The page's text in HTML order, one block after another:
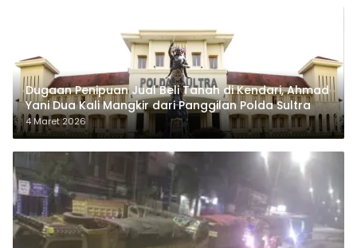
Dugaan Penipuan Jual Beli Tanah di Kendari, Ahmad
Yani Dua Kali Mangkir dari Panggilan Polda Sultra
4 Maret 2026